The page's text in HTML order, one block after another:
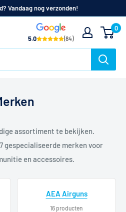
Vandaag nog verzonden!
5.0 (84)
0
assortiment te bekijken.
gespecialiseerde merken voor
en accessoires.
AEA Airguns
16 producten